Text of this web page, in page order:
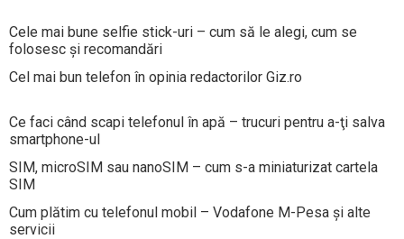
Cele mai bune selfie stick-uri – cum să le alegi, cum se
folosesc şi recomandări
Cel mai bun telefon în opinia redactorilor Giz.ro
Ce faci când scapi telefonul în apă – trucuri pentru a-ţi salva
smartphone-ul
SIM, microSIM sau nanoSIM – cum s-a miniaturizat cartela
SIM
Cum plătim cu telefonul mobil – Vodafone M-Pesa şi alte
servicii